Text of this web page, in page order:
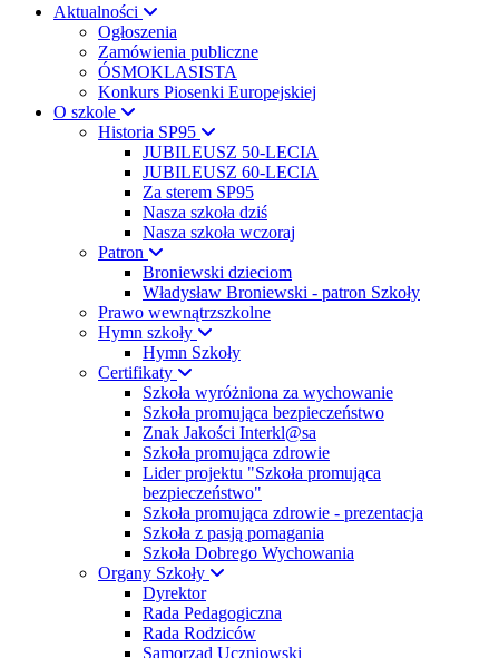
Aktualności
Ogłoszenia
Zamówienia publiczne
ÓSMOKLASISTA
Konkurs Piosenki Europejskiej
O szkole
Historia SP95
JUBILEUSZ 50-LECIA
JUBILEUSZ 60-LECIA
Za sterem SP95
Nasza szkoła dziś
Nasza szkoła wczoraj
Patron
Broniewski dzieciom
Władysław Broniewski - patron Szkoły
Prawo wewnątrzszkolne
Hymn szkoły
Hymn Szkoły
Certifikaty
Szkoła wyróżniona za wychowanie
Szkoła promująca bezpieczeństwo
Znak Jakości Interkl@sa
Szkoła promująca zdrowie
Lider projektu "Szkoła promująca
bezpieczeństwo"
Szkoła promująca zdrowie - prezentacja
Szkoła z pasją pomagania
Szkoła Dobrego Wychowania
Organy Szkoły
Dyrektor
Rada Pedagogiczna
Rada Rodziców
Samorząd Uczniowski